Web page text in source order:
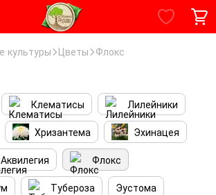
культуры Цветы Флокс
Клематисы
Лилейники
Хризантема
Эхинацея
Аквилегия
Флокс
Тубероза
Эустома